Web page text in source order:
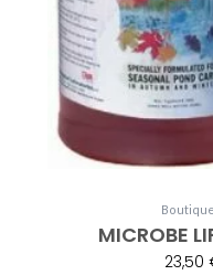
MICROBE
23,50